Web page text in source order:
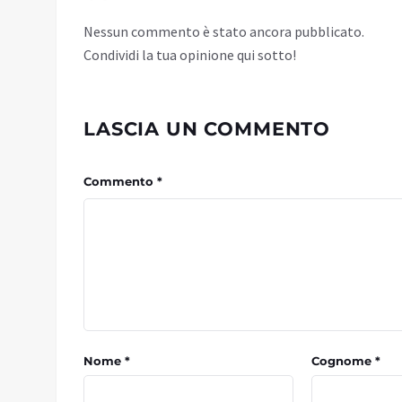
Nessun commento è stato ancora pubblicato.
Condividi la tua opinione qui sotto!
LASCIA UN COMMENTO
Commento *
Nome * Cognome *